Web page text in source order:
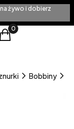
żywo i dobierz
się
Produkty w
Koszyk
Bobbiny